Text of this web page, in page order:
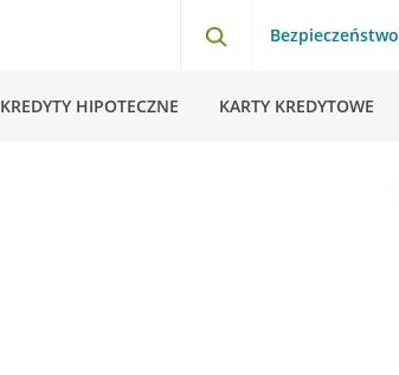
Bezpieczeństwo
KREDYTY HIPOTECZNE KARTY KREDYTOWE